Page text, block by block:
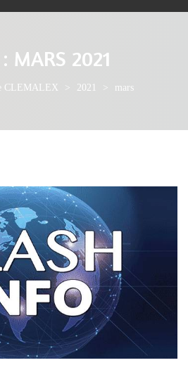
MARS 2021
CLEMALEX > 2021 > mars